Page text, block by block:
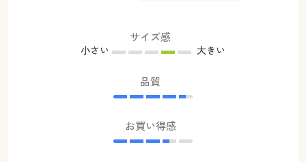
サイズ感
小さい 大きい
品質
お買い得感